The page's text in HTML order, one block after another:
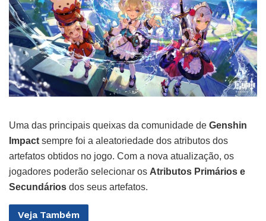
Uma das principais queixas da comunidade de Genshin
Impact sempre foi a aleatoriedade dos atributos dos
artefatos obtidos no jogo. Com a nova atualização, os
jogadores poderão selecionar os Atributos Primários e
Secundários dos seus artefatos.
Veja Também